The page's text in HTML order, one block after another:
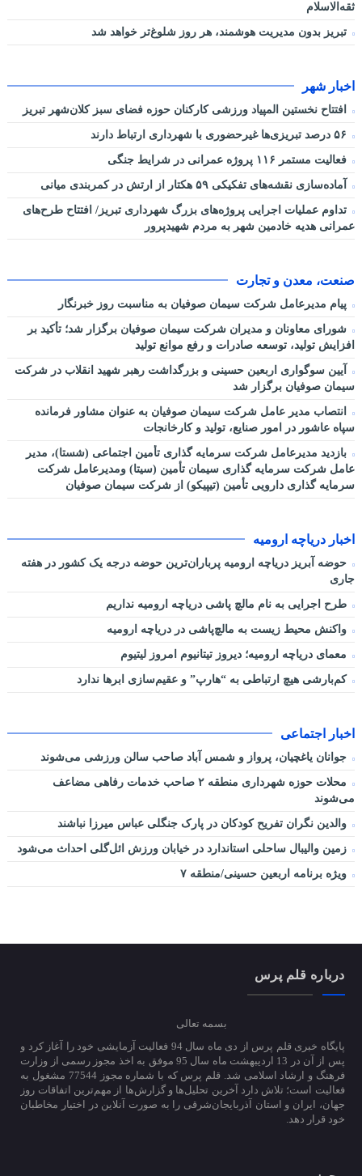
ثقه‌الاسلام
تبریز بدون مدیریت هوشمند، هر روز شلوغ‌تر خواهد شد
اخبار شهر
افتتاح نخستین المپیاد ورزشی کارکنان حوزه فضای سبز کلان‌شهر تبریز
فعالیت مستمر ۱۱۶ پروژه عمرانی در شرایط جنگی
آماده‌سازی نقشه‌های تفکیکی ۵۹ هکتار از ارتش در کمربندی میانی
تداوم عملیات اجرایی پروژه‌های بزرگ شهرداری تبریز/ افتتاح طرح‌های
عمرانی هدیه خادمین شهر به مردم شهیدپرور
صنعت، معدن و تجارت
پیام مدیرعامل شرکت سیمان صوفیان به مناسبت روز خبرنگار
شورای معاونان و مدیران شرکت سیمان صوفیان برگزار شد؛ تأکید بر
افزایش تولید، توسعه صادرات و رفع موانع تولید
آیین سوگواری اربعین حسینی و بزرگداشت رهبر شهید انقلاب در شرکت
سیمان صوفیان برگزار شد
انتصاب مدیر عامل شرکت سیمان صوفیان به عنوان مشاور فرمانده
سپاه عاشور در امور صنایع، تولید و کارخانجات
بازدید مدیرعامل شرکت سرمایه گذاری تأمین اجتماعی (شستا)، مدیر
عامل شرکت سرمایه گذاری سیمان تأمین (سیتا) ومدیرعامل شرکت
سرمایه گذاری دارویی تأمین (تیپیکو) از شرکت سیمان صوفیان
اخبار دریاچه ارومیه
حوضه آبریز دریاچه ارومیه پرباران‌ترین حوضه‌ درجه یک کشور در هفته
جاری
طرح اجرایی به نام مالچ پاشی دریاچه ارومیه نداریم
واکنش محیط زیست به مالچ‌پاشی در دریاچه ارومیه
معمای دریاچه ارومیه؛ دیروز تیتانیوم امروز لیتیوم
کم‌بارشی هیچ ارتباطی به “هارپ” و عقیم‌سازی ابرها ندارد
اخبار اجتماعی
جوانان یاغچیان، پرواز و شمس آباد صاحب سالن ورزشی می‌شوند
محلات حوزه شهرداری منطقه ۲ صاحب خدمات رفاهی مضاعف
می‌شوند
والدین نگران تفریح کودکان در پارک جنگلی عباس میرزا نباشند
زمین والیبال ساحلی استاندارد در خیابان ورزش ائل‌گلی احداث می‌شود
ویژه برنامه اربعین حسینی/منطقه ۷
درباره قلم پرس
بسمه تعالی
پایگاه خبری قلم پرس از دی ماه سال 94 فعالیت آزمایشی خود را آغاز کرد و
پس از آن در 13 اردیبهشت ماه سال 95 موفق به اخذ مجوز رسمی از وزارت
فرهنگ و ارشاد اسلامی شد. قلم پرس که با شماره مجوز 77544 مشغول به
فعالیت است؛ تلاش دارد آخرین تحلیل‌ها و گزارش‌ها از مهم‌ترین اتفاقات روز
جهان، ایران و استان آذربایجان‌شرقی را به صورت آنلاین در اختیار مخاطبان
خود قرار دهد.